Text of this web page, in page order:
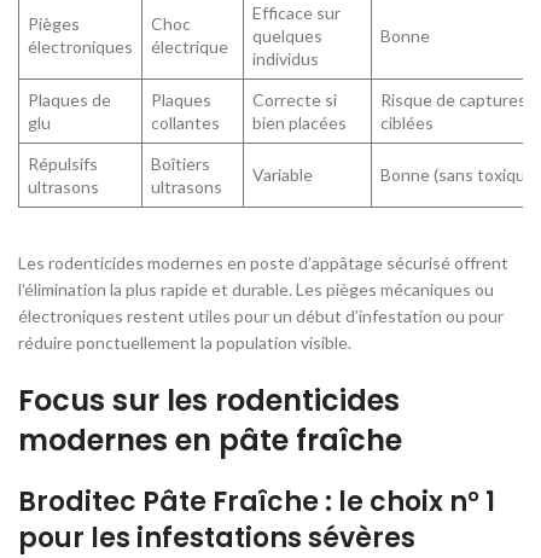
Pièges
électroniques
Choc
électrique
Efficace sur
quelques
individus
Bonne
Plaques de
glu
Plaques
collantes
Correcte si
bien placées
Risque de captures
ciblées
Répulsifs
ultrasons
Boîtiers
ultrasons
Variable Bonne (sans
Les rodenticides modernes en poste d’appâtage sécurisé offrent
l’élimination la plus rapide et durable. Les pièges mécaniques ou
électroniques restent utiles pour un début d’infestation ou pour
réduire ponctuellement la population visible.
Focus sur les rodenticides
modernes en pâte fraîche
Broditec Pâte Fraîche : le choix n° 1
pour les infestations sévères